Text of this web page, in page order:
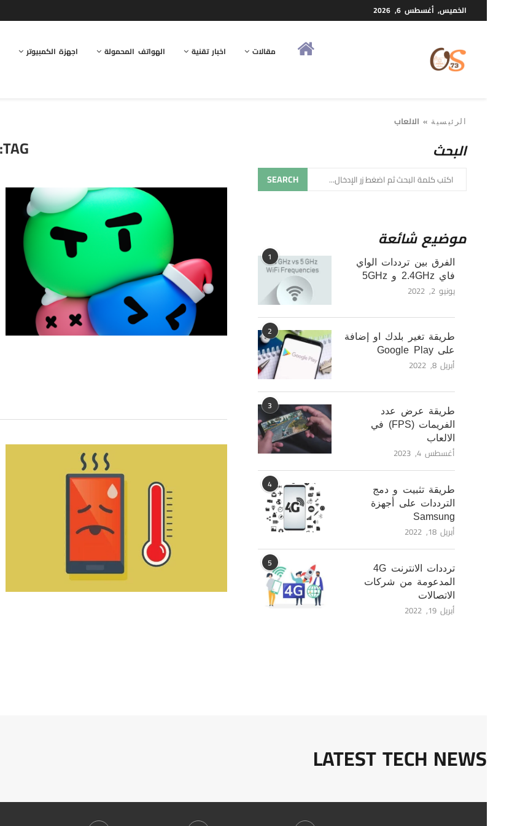
الخميس, أغسطس 6, 2026
مقالات اخبار تقنية الهواتف المحمولة اجهزة الكمبيوتر
الرئيسية » الالعاب
TAG: البحث
SEARCH
موضيع شائعة
1
الفرق بين ترددات الواي
فاي 2.4GHz و 5GHz
يونيو 2, 2022
2
طريقة تغير بلدك او إضافة
على Google Play
أبريل 8, 2022
3
طريقة عرض عدد
الفريمات (FPS) في
الالعاب
أغسطس 4, 2023
4
طريقة تثبيت و دمج
الترددات على أجهزة
Samsung
أبريل 18, 2022
5
ترددات الانترنت 4G
المدعومة من شركات
الاتصالات
أبريل 19, 2022
LATEST TECH NEWS